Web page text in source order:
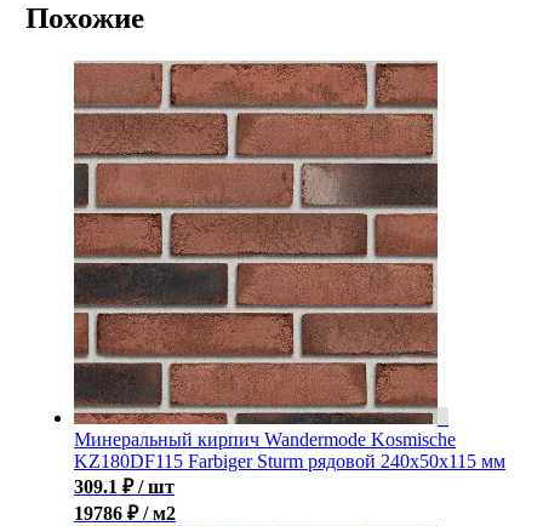
Похожие
Минеральный кирпич Wandermode Kosmische
KZ180DF115 Farbiger Sturm рядовой 240x50x115 мм
309.1 ₽ / шт
19786 ₽ / м2